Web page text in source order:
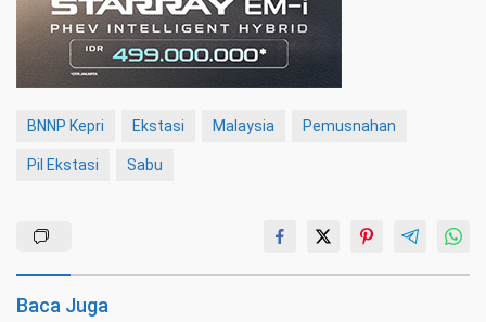
BNNP Kepri Ekstasi Malaysia Pemusnahan
Pil Ekstasi Sabu
Baca Juga